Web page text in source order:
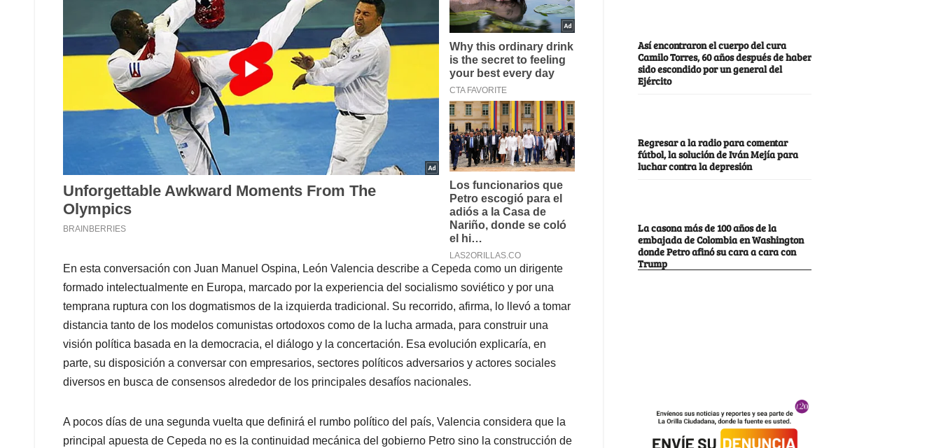
En esta conversación con Juan Manuel Ospina, León Valencia describe a Cepeda como un dirigente
formado intelectualmente en Europa, marcado por la experiencia del socialismo soviético y por una
temprana ruptura con los dogmatismos de la izquierda tradicional. Su recorrido, afirma, lo llevó a tomar
distancia tanto de los modelos comunistas ortodoxos como de la lucha armada, para construir una
visión política basada en la democracia, el diálogo y la concertación. Esa evolución explicaría, en
parte, su disposición a conversar con empresarios, sectores políticos adversarios y actores sociales
diversos en busca de consensos alrededor de los principales desafíos nacionales.
A pocos días de una segunda vuelta que definirá el rumbo político del país, Valencia considera que la
principal apuesta de Cepeda no es la continuidad mecánica del gobierno Petro sino la construcción de
Así encontraron el cuerpo del cura
Camilo Torres, 60 años después de haber
sido escondido por un general del
Ejército
Regresar a la radio para comentar
fútbol, la solución de Iván Mejía para
luchar contra la depresión
La casona más de 100 años de la
embajada de Colombia en Washington
donde Petro afinó su cara a cara con
Trump